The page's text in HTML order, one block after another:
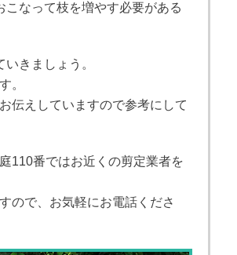
なって枝を増やす必要がある
きましょう。
。
伝えしていますので参考にして
110番ではお近くの剪定業者を
ので、お気軽にお電話くださ